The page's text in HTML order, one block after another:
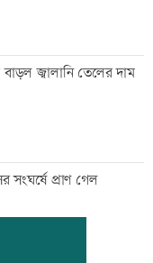
বাড়ল জ্বালানি তেলের দাম
সংঘর্ষে প্রাণ গেল